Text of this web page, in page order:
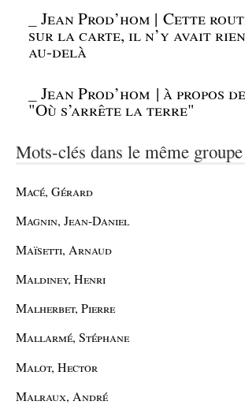
_Jean Prod’hom | Cette
sur la carte, il n’y avait rien
au-delà
_Jean Prod’hom | à propos de
"Où s’arrête la terre"
Mots-clés dans le même groupe
Macé, Gérard
Magnin, Jean-Daniel
Maïsetti, Arnaud
Maldiney, Henri
Malherbet, Pierre
Mallarmé, Stéphane
Malot, Hector
Malraux, André